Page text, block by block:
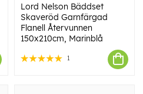
Lord Nelson Bäddset
Skaveröd Garnfärgad
Flanell Återvunnen
150x210cm, Marinblå
1